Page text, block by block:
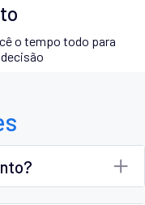
o tempo todo para